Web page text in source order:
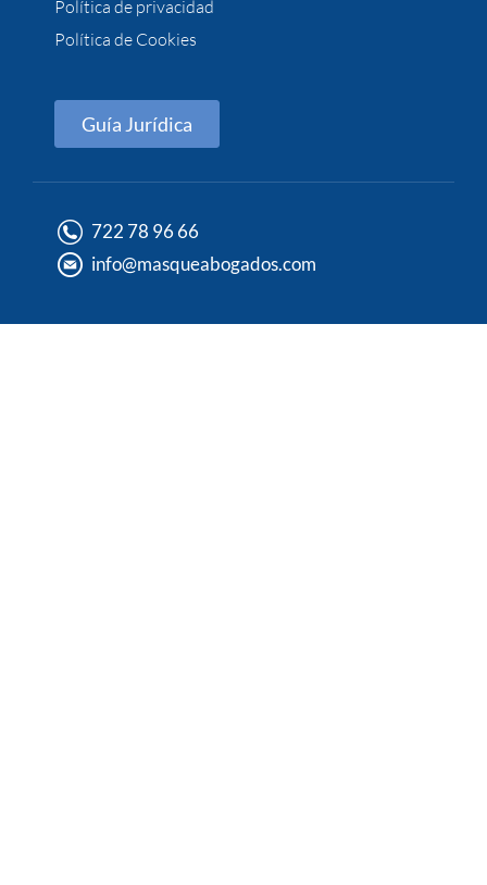
Política de privacidad
Política de Cookies
Guía Jurídica
722 78 96 66
info@masqueabogados.com